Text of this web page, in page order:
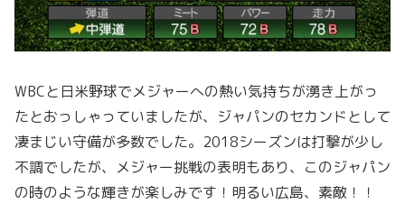
WBCと日米野球でメジャーへの熱い気持ちが湧き上がっ
たとおっしゃっていましたが、ジャパンのセカンドとして
凄まじい守備が多数でした。2018シーズンは打撃が少し
不調でしたが、メジャー挑戦の表明もあり、このジャパン
の時のような輝きが楽しみです！明るい広島、素敵！！